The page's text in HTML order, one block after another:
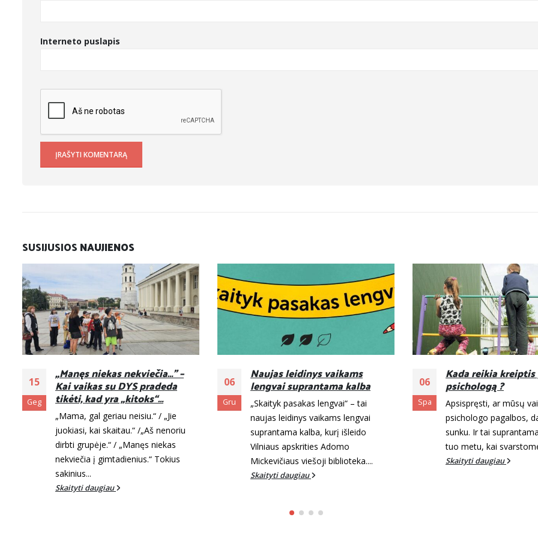
Interneto puslapis
SUSIJUSIOS NAUJIENOS
06
Gru
Naujas leidinys vaikams
lengvai suprantama kalba
„Skaityk pasakas lengvai“ – tai
naujas leidinys vaikams lengvai
suprantama kalba, kurį išleido
Vilniaus apskrities Adomo
Mickevičiaus viešoji biblioteka....
Skaityti daugiau
06
Spa
Kada reikia kreiptis į
psichologą ?
Apsispręsti, ar mūsų vaikui reikia
psichologo pagalbos, dažnai gali būti
sunku. Ir tai suprantama. Dažniausiai
tuo metu, kai svarstome tokią...
Skaityti daugiau
28
Bal
10 patarimų
auginantiems
disleksija (DYS)
Disleksija (skaitymo/
sutrikimas) dažnai
pirmoje klasėje ir
rimtų mokymosi